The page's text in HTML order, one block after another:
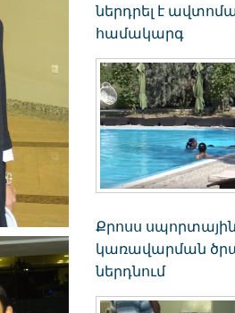
ներդրել է
համակարգ
Քրոսս
կառավարման
ներդնում